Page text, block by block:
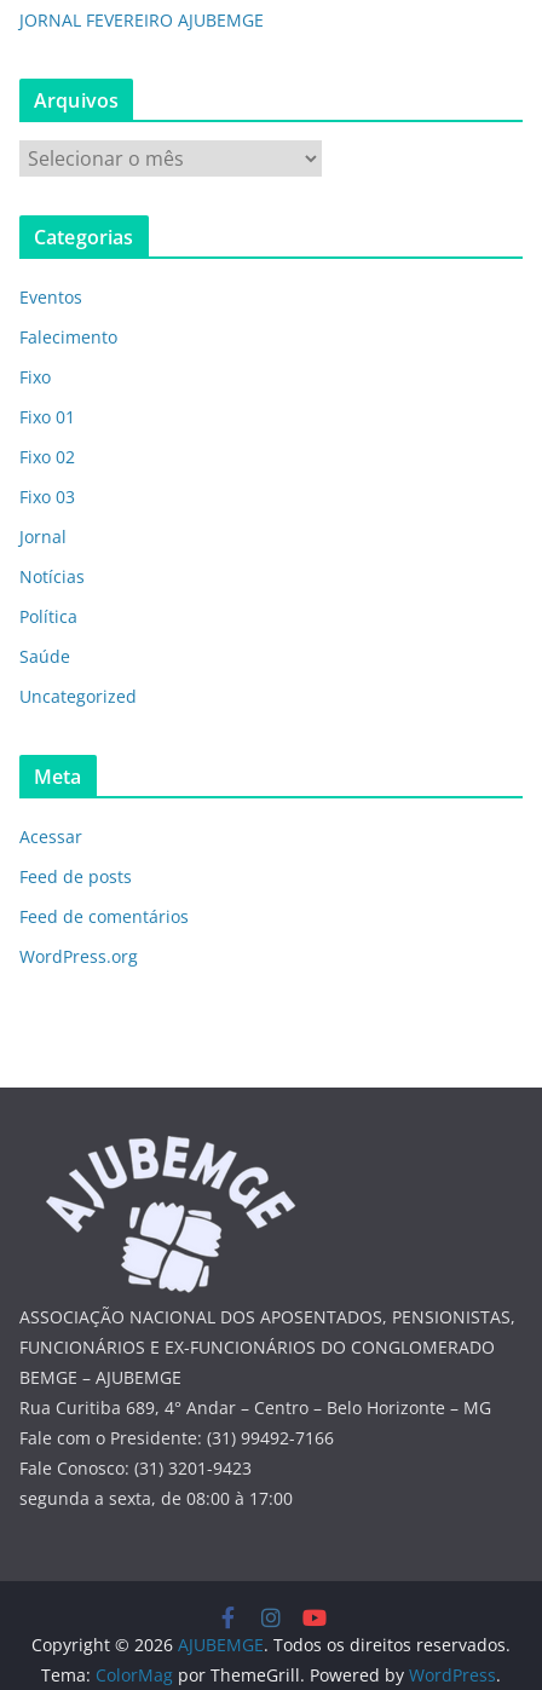
JORNAL FEVEREIRO AJUBEMGE
Arquivos
Categorias
Eventos
Falecimento
Fixo
Fixo 01
Fixo 02
Fixo 03
Jornal
Notícias
Política
Saúde
Uncategorized
Meta
Acessar
Feed de posts
Feed de comentários
WordPress.org
ASSOCIAÇÃO NACIONAL DOS APOSENTADOS, PENSIONISTAS,
FUNCIONÁRIOS E EX-FUNCIONÁRIOS DO CONGLOMERADO
BEMGE – AJUBEMGE
Rua Curitiba 689, 4° Andar – Centro – Belo Horizonte – MG
Fale com o Presidente: (31) 99492-7166
Fale Conosco: (31) 3201-9423
segunda a sexta, de 08:00 à 17:00
Copyright © 2026 AJUBEMGE. Todos os direitos reservados.
Tema: ColorMag por ThemeGrill. Powered by WordPress.